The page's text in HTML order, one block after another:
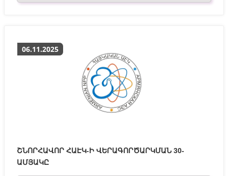
06.11.2025
ՇՆՈՐՀԱՎՈՐ ՀԱԷԿ-Ի ՎԵՐԱԳՈՐԾԱՐԿՄԱՆ 30-
ԱՄՅԱԿԸ